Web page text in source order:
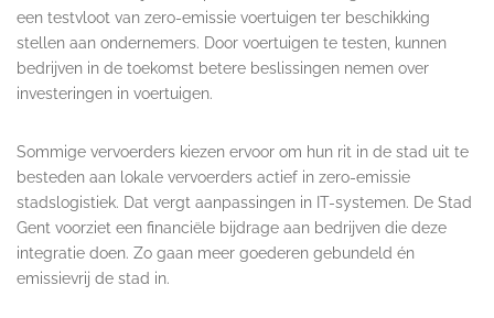
een testvloot van zero-emissie voertuigen ter beschikking
stellen aan ondernemers. Door voertuigen te testen, kunnen
bedrijven in de toekomst betere beslissingen nemen over
investeringen in voertuigen.
Sommige vervoerders kiezen ervoor om hun rit in de stad uit te
besteden aan lokale vervoerders actief in zero-emissie
stadslogistiek. Dat vergt aanpassingen in IT-systemen. De Stad
Gent voorziet een financiële bijdrage aan bedrijven die deze
integratie doen. Zo gaan meer goederen gebundeld én
emissievrij de stad in.